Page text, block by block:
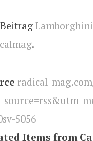
Lamborghini
.
radical-
5056
Items from